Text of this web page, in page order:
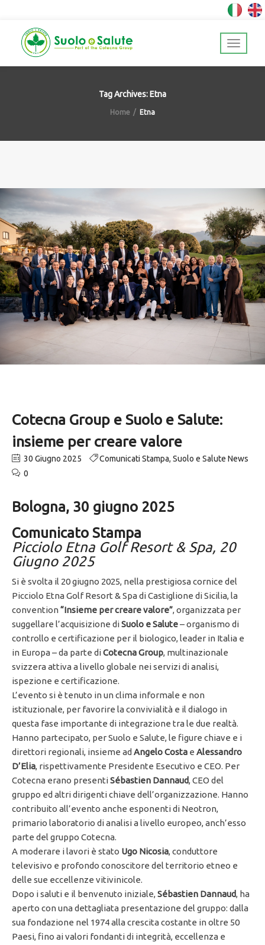
Tag Archives: Etna
Home Etna
Cotecna Group e Suolo e Salute:
insieme per creare valore
30 Giugno 2025 Comunicati Stampa, Suolo e Salute News
0
Bologna, 30 giugno 2025
Comunicato Stampa
Picciolo Etna Golf Resort & Spa, 20
Giugno 2025
Si è svolta il 20 giugno 2025, nella prestigiosa cornice del
Picciolo Etna Golf Resort & Spa di Castiglione di Sicilia, la
convention“Insieme per creare valore”, organizzata per
suggellare l’acquisizione diSuolo e Salute– organismo di
controllo e certificazione per il biologico, leader in Italia e
in Europa – da parte diCotecna Group, multinazionale
svizzera attiva a livello globale nei servizi di analisi,
ispezione e certificazione.
L’evento si è tenuto in un clima informale e non
istituzionale, per favorire la convivialità e il dialogo in
questa fase importante di integrazione tra le due realtà.
Hanno partecipato, per Suolo e Salute, le figure chiave e i
direttori regionali, insieme ad Angelo Costa e Alessandro
D’Elia, rispettivamente Presidente Esecutivo e CEO. Per
Cotecna erano presentiSébastien Dannaud, CEO del
gruppo ed altri dirigenti chiave dell’organizzazione. Hanno
contribuito all’evento anche esponenti di Neotron,
primario laboratorio di analisi a livello europeo, anch’esso
parte del gruppo Cotecna.
A moderare i lavori è stato Ugo Nicosia, conduttore
televisivo e profondo conoscitore del territorio etneo e
delle sue eccellenze vitivinicole.
Dopo i saluti e il benvenuto iniziale,Sébastien Dannaud, ha
aperto con una dettagliata presentazione del gruppo: dalla
sua fondazione nel 1974 alla crescita costante in oltre 50
Paesi, fino ai valori fondanti di integrità, eccellenza e